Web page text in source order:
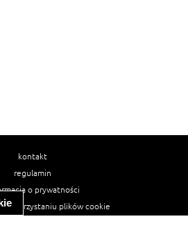
kontakt
regulamin
o prywatności
wykorzystaniu plików cookie